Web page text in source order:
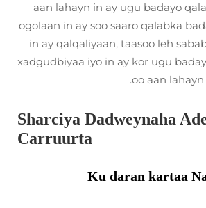
aan lahayn in ay ugu badayo
ogolaan in ay soo saaro qalabka
in ay qalqaliyaan, taasoo leh
xadgudbiyaa iyo in ay kor ugu
oo aan
Sharciya Dadweynaha
Carruurta
Ku daran kartaa